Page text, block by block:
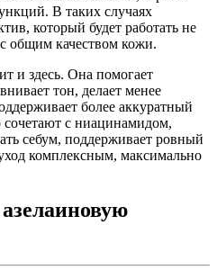
В таких случаях
который будет работать не
общим качеством кожи.
и здесь. Она помогает
тон, делает менее
более аккуратный
сочетают с ниацинамидом,
себум, поддерживает ровный
комплексным, максимально